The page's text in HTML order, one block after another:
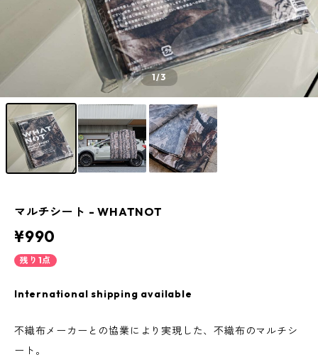
1/3
マルチシート - WHATNOT
¥990
残り1点
International shipping available
不織布メーカーとの協業により実現した、不織布のマルチシ
ート。